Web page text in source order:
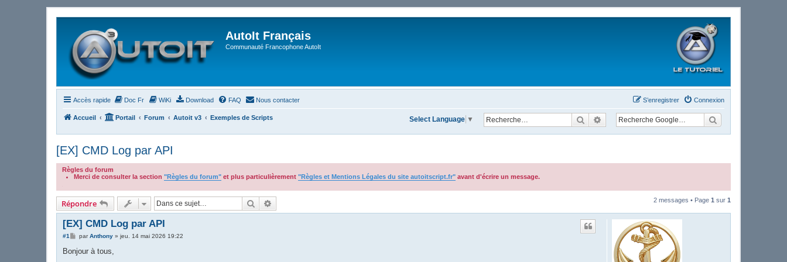
AutoIt Français
Communauté Francophone AutoIt
Accès rapide Doc Fr WiKi Download FAQ Nous contacter Connexion
S’enregistrer
Accueil Portail Forum Autoit v3 Exemples de Scripts RechercherRecherche avancée
Select Language ▼
[EX] CMD Log par API
Règles du forum
Merci de consulter la section "Règles du forum" et plus particulièrement "Règles et Mentions Légales du site autoitscript.fr" avant d'écrire un message.
Répondre Rechercher 2 messages • Page 1 sur 1
[EX] CMD Log par API
#1
M
s
s
parAnthony» jeu. 14 mai 2026 19:22
Bonjour à tous,